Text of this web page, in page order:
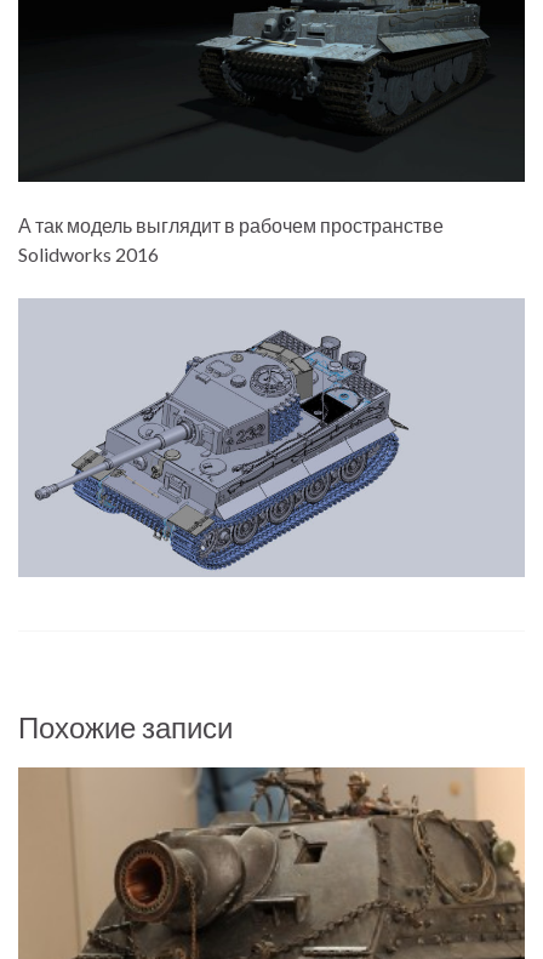
А так модель выглядит в рабочем пространстве
Solidworks 2016
Похожие записи